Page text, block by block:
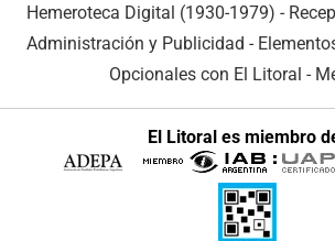
Hemeroteca Digital (1930-1979) -
Administración y Publicidad -
Opcionales con El Litoral -
El Litoral es miembro